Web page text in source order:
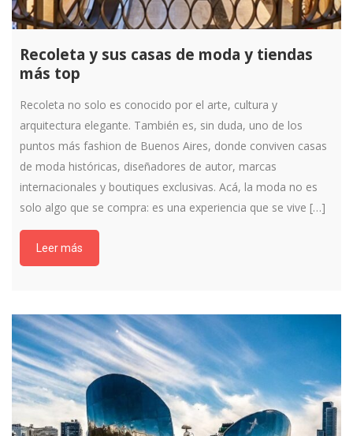
Recoleta y sus casas de moda y tiendas
más top
Recoleta no solo es conocido por el arte, cultura y
arquitectura elegante. También es, sin duda, uno de los
puntos más fashion de Buenos Aires, donde conviven casas
de moda históricas, diseñadores de autor, marcas
internacionales y boutiques exclusivas. Acá, la moda no es
solo algo que se compra: es una experiencia que se vive […]
Leer más